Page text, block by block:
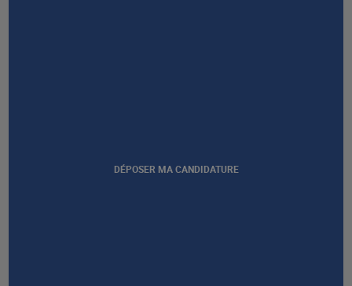
DÉPOSER MA CANDIDATURE